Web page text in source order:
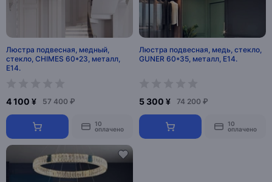
Люстра подвесная, медный,
стекло, CHIMES 60*23, металл,
E14.
4 100 ¥ 57 400 ₽
10
оплачено
Люстра подвесная, медь, стекло,
GUNER 60*35, металл, Е14.
5 300 ¥ 74 200 ₽
10
оплачено